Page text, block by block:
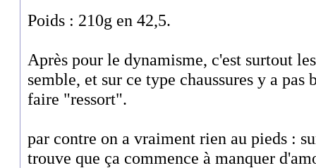
Poids : 210g en 42,5.
Après pour le dynamisme, c'est surtout
semble, et sur ce type chaussures y a pas
faire "ressort".
par contre on a vraiment rien au pieds :
trouve que ça commence à manquer